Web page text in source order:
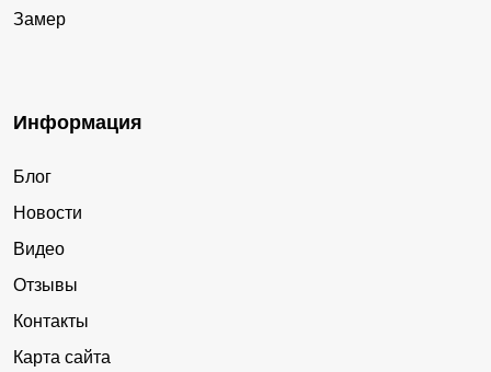
Замер
Информация
Блог
Новости
Видео
Отзывы
Контакты
Карта сайта